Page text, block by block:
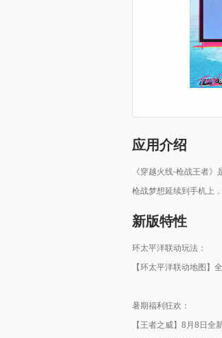
应用介绍
《穿越火线-枪战王者
枪战梦想延续到手机上
新版特性
环太平洋联动玩法：
【环太平洋联动地图】
暑期福利狂欢：
【王者之威】8月8日全